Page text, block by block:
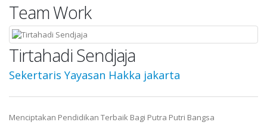
Team Work
Tirtahadi Sendjaja
Sekertaris Yayasan Hakka jakarta
Menciptakan Pendidikan Terbaik Bagi Putra Putri Bangsa